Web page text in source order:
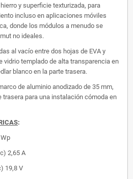
y superficie texturizada, para
incluso en aplicaciones móviles
donde los módulos a menudo se
no ideales.
al vacío entre dos hojas de EVA y
vidrio templado de alta transparencia en
blanco en la parte trasera.
de aluminio anodizado de 35 mm,
trasera para una instalación cómoda en
:
2,65 A
19,8 V